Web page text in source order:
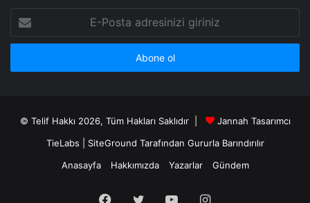
Posta
adresinizi
© Telif Hakkı 2026, Tüm Hakları Saklıdır |
Jannah Tasarımcı
TieLabs
SiteGround Tarafından Gururla Barındırılır
Anasayfa
Hakkımızda Yazarlar Gündem
Facebook
Twitter YouTubeInstagram